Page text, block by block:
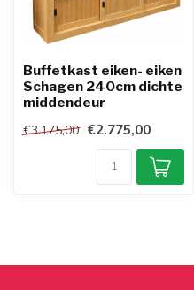
Buffetkast eiken- eiken
Schagen 240cm dichte
middendeur
€3.175,00 €2.775,00